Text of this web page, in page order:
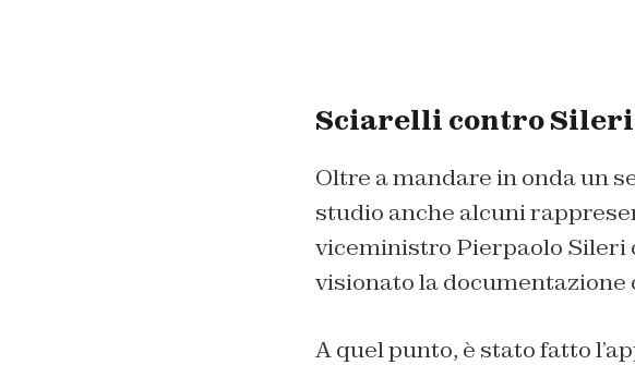
Sciarelli contro
Oltre a mandare in onda un
studio anche alcuni
viceministro Pierpaolo Sileri
visionato la documentazione
A quel punto, è stato fatto